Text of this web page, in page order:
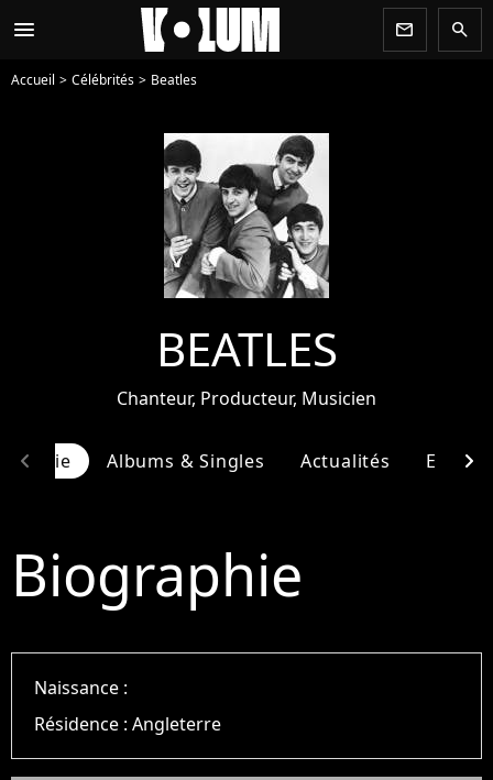
menu newsletter search
Accueil Célébrités Beatles
BEATLES
Chanteur, Producteur, Musicien
Albums & Singles Actualités
chevron_left chevron_right
Biographie
Naissance :
Résidence :Angleterre